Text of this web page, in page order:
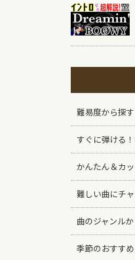
難易度から探す
すぐに弾ける
かんたん＆カッ
難しい曲にチャ
曲のジャンル
季節のおすすめ